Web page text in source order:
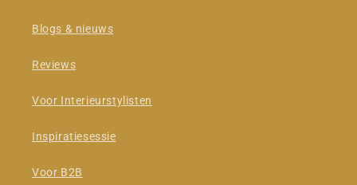
Blogs & nieuws
Reviews
Voor Interieurstylisten
Inspiratiesessie
Voor B2B